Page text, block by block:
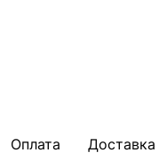
Оплата Доставка